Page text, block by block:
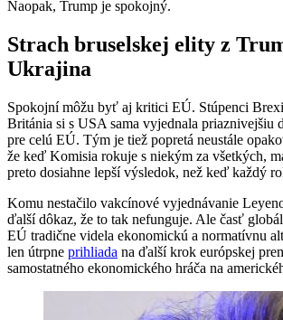
Naopak, Trump je spokojný.
Strach bruselskej elity z
Ukrajina
Spokojní môžu byť aj kritici EÚ. Stúpenci
Británia si s USA sama vyjednala priaznivejšiu
pre celú EÚ. Tým je tiež popretá neustále
že keď Komisia rokuje s niekým za všetkých,
preto dosiahne lepší výsledok, než keď každý
Komu nestačilo vakcínové vyjednávanie
ďalší dôkaz, že to tak nefunguje. Ale časť
EÚ tradične videla ekonomickú a normatívnu
len útrpne prihliada na ďalší krok európskej
samostatného ekonomického hráča na